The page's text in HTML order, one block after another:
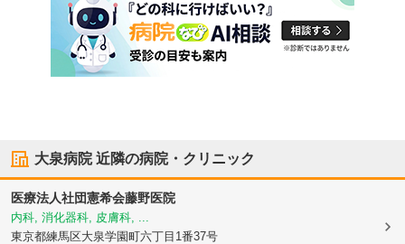
大泉病院近隣の病院・クリニック
医療法人社団憲希会藤野医院
内科, 消化器科, 皮膚科, ...
東京都練馬区大泉学園町六丁目1番37号